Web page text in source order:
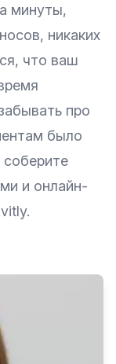
минуты,
никаких
что ваш
про
было
соберите
и онлайн-
.